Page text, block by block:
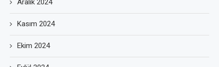
Aralık 2024
Kasım 2024
Ekim 2024